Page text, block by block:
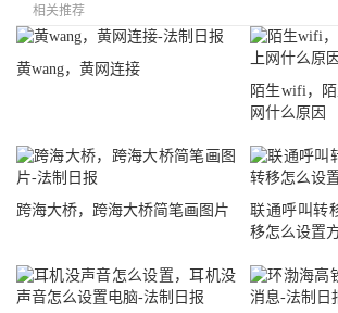
相关推荐
黄wang，黄网连接
陌生wifi，
网什么原因
跨海大桥，跨海大桥简笔画图片
联通呼叫转
移怎么设置